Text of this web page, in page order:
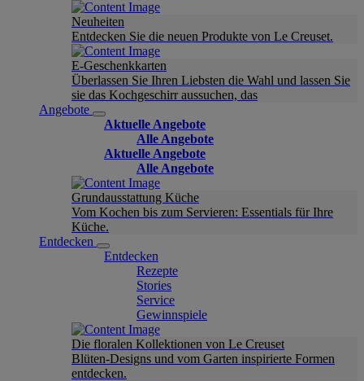
Neuheiten
Entdecken Sie die neuen Produkte von Le Creuset.
E-Geschenkkarten
Überlassen Sie Ihren Liebsten die Wahl und lassen Sie
sie das Kochgeschirr aussuchen, das
Angebote
Aktuelle Angebote
Alle Angebote
Aktuelle Angebote
Alle Angebote
Grundausstattung Küche
Vom Kochen bis zum Servieren: Essentials für Ihre
Küche.
Entdecken
Entdecken
Rezepte
Stories
Service
Gewinnspiele
Die floralen Kollektionen von Le Creuset
Blüten-Designs und vom Garten inspirierte Formen
entdecken.